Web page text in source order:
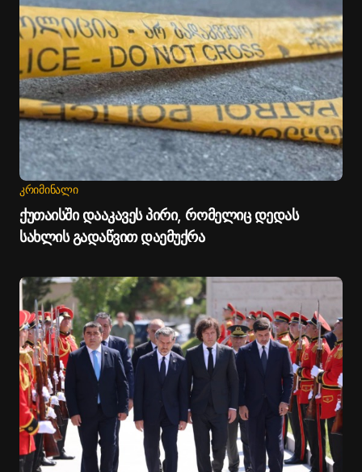
ᲙᲠᲘᲛᲘᲜᲐᲚᲘ
ქუთაისში დააკავეს პირი, რომელიც დედას
სახლის გადაწვით დაემუქრა